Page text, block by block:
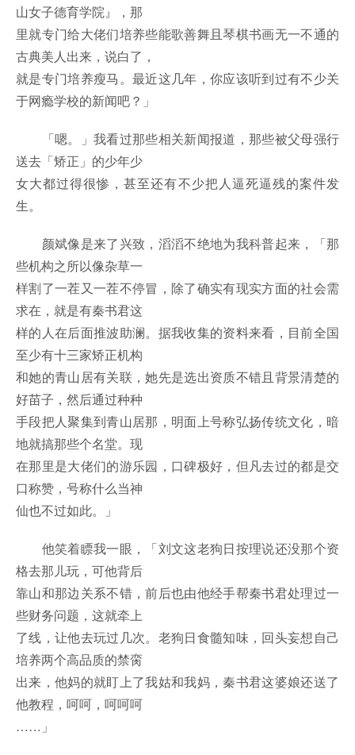
山女子德育学院』，那
里就专门给大佬们培养些能歌善舞且琴棋书画无一不通的
古典美人出来，说白了，
就是专门培养瘦马。最近这几年，你应该听到过有不少关
于网瘾学校的新闻吧？」
「嗯。」我看过那些相关新闻报道，那些被父母强行
送去「矫正」的少年少
女大都过得很惨，甚至还有不少把人逼死逼残的案件发
生。
颜斌像是来了兴致，滔滔不绝地为我科普起来，「那
些机构之所以像杂草一
样割了一茬又一茬不停冒，除了确实有现实方面的社会需
求在，就是有秦书君这
样的人在后面推波助澜。据我收集的资料来看，目前全国
至少有十三家矫正机构
和她的青山居有关联，她先是选出资质不错且背景清楚的
好苗子，然后通过种种
手段把人聚集到青山居那，明面上号称弘扬传统文化，暗
地就搞那些个名堂。现
在那里是大佬们的游乐园，口碑极好，但凡去过的都是交
口称赞，号称什么当神
仙也不过如此。」
他笑着瞟我一眼，「刘文这老狗日按理说还没那个资
格去那儿玩，可他背后
靠山和那边关系不错，前后也由他经手帮秦书君处理过一
些财务问题，这就牵上
了线，让他去玩过几次。老狗日食髓知味，回头妄想自己
培养两个高品质的禁脔
出来，他妈的就盯上了我姑和我妈，秦书君这婆娘还送了
他教程，呵呵，呵呵呵
……」